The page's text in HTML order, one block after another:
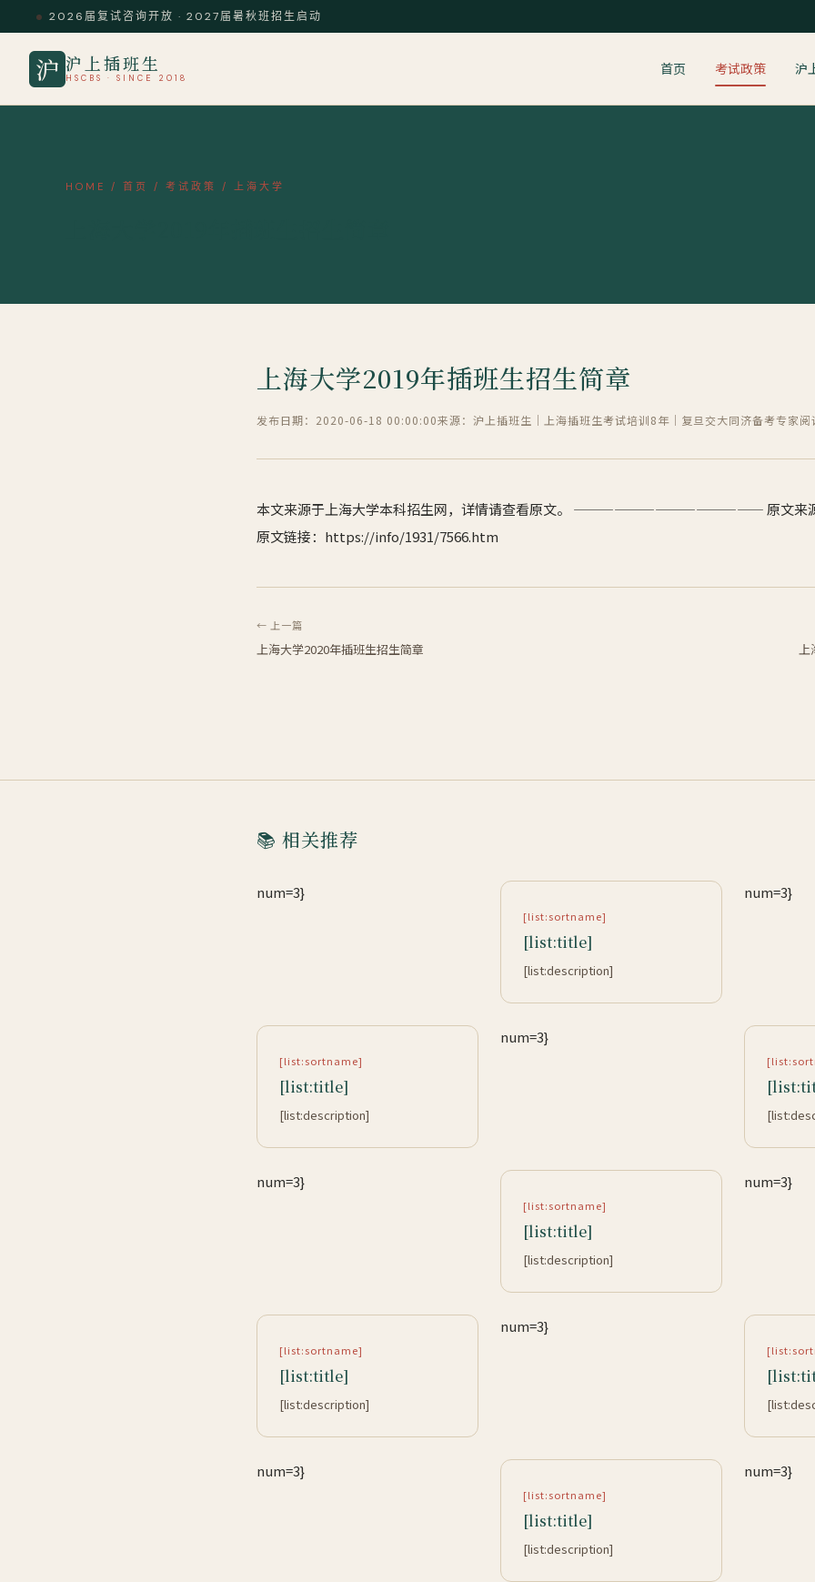
2026届复试咨询开放 · 2027届暑秋班招生启动
沪 沪上插班生
HSCBS · SINCE 2018
首页 考试政策 沪
HOME / 首页 / 考试政策 / 上海大学
上海大学2019年插班生招生简章
发布日期：2020-06-18 00:00:00来源：沪上插班生｜上海插班生考试培训8年｜复旦交大同济备考专家阅
本文来源于上海大学本科招生网，详情请查看原文。 —————————————— 原文来源
原文链接：https://info/1931/7566.htm
← 上一篇
上海大学2020年插班生招生简章 上
📚 相关推荐
num=3}
[list:sortname]
[list:title]
[list:description]
num=3}
[list:sortname]
[list:title]
[list:description]
num=3}
num=3}
[list:sortname]
[list:title]
[list:description]
num=3}
[list:sortname]
[list:title]
[list:description]
num=3}
num=3}
[list:sortname]
[list:title]
[list:description]
num=3}